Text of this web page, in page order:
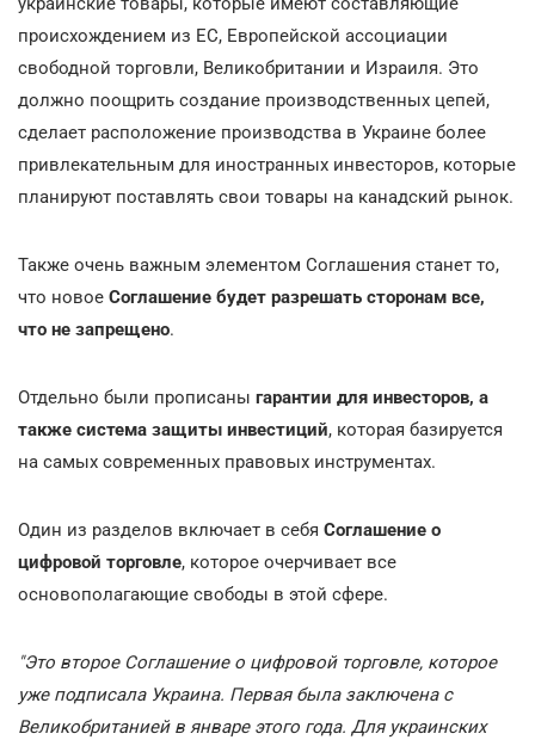
происхождением из ЕС, Европейской ассоциации
свободной торговли, Великобритании и Израиля. Это
должно поощрить создание производственных цепей,
сделает расположение производства в Украине более
привлекательным для иностранных инвесторов, которые
планируют поставлять свои товары на канадский рынок.
Также очень важным элементом Соглашения станет то,
что новое Соглашение будет разрешать сторонам все,
что не запрещено.
Отдельно были прописаны гарантии для инвесторов, а
также система защиты инвестиций, которая базируется
на самых современных правовых инструментах.
Один из разделов включает в себя Соглашение о
цифровой торговле, которое очерчивает все
основополагающие свободы в этой сфере.
"Это второе Соглашение о цифровой торговле, которое
уже подписала Украина. Первая была заключена с
Великобританией в январе этого года. Для украинских